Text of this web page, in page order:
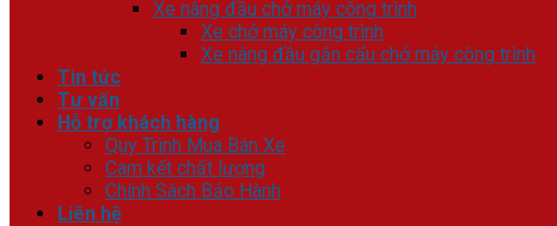
Xe nâng đầu chở máy công trình
Xe chở máy công trình
Xe nâng đầu gắn cẩu chở máy công trình
Tin tức
Tư vấn
Hỗ trợ khách hàng
Quy Trình Mua Bán Xe
Cam kết chất lượng
Chính Sách Bảo Hành
Liên hệ